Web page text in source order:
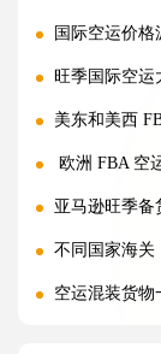
国际空运价格
旺季国际空运大
美东和美西 FBA
欧洲 FBA 空运
亚马逊旺季备
不同国家海关，
空运混装货物一